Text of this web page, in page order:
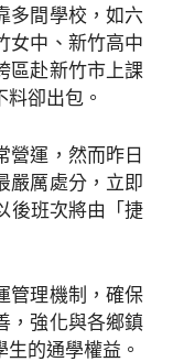
多間學校，如六
女中、新竹高中
區赴新竹市上課
卻出包。
營運，然而昨日
嚴厲處分，立即
後班次將由「捷
管理機制，確保
，強化與各鄉鎮
的通學權益。